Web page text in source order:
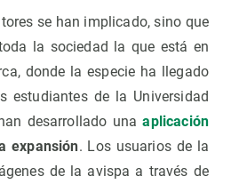
se han implicado, sino que
la sociedad la que está en
donde la especie ha llegado
estudiantes de la Universidad
desarrollado unaaplicación
expansión. Los usuarios de la
de la avispa a través de